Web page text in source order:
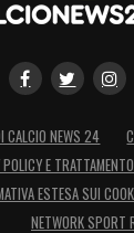
CALCIO NEWS 24
E
ESTESA SUI
NETWORK SPORT